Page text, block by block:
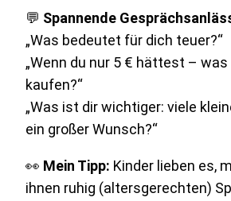
💬 Spannende
„Was bedeutet für dich teuer?“
„Wenn du nur 5 € hättest –
kaufen?“
„Was ist dir wichtiger: viele
ein großer Wunsch?“
👀 Mein Tipp: Kinder lieben es,
ihnen ruhig (altersgerechten)